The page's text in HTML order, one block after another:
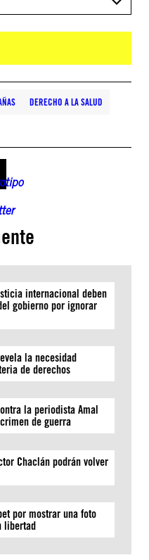
DERECHO A LA SALUD
internacional deben
gobierno por ignorar
la necesidad
de derechos
la periodista Amal
de guerra
Chaclán podrán volver
por mostrar una foto
libertad